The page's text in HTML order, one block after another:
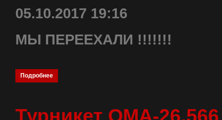
05.10.2017 19:16
МЫ ПЕРЕЕХАЛИ !!!!!!!
Подробнее